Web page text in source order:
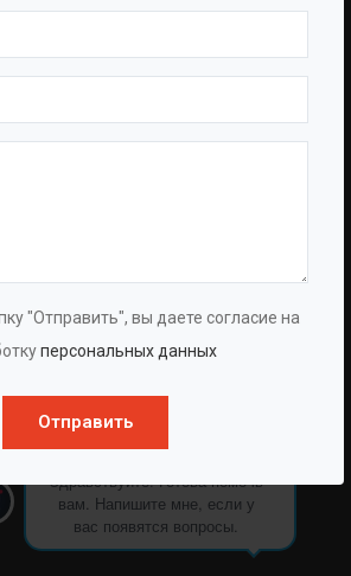
"Отправить", вы даете согласие на
персональных данных
Отправить
Ольга Кравченко
Здравствуйте! Готова помочь
вам. Напишите мне, если у
вас появятся вопросы.
Опросные Листы
Техническая Информация